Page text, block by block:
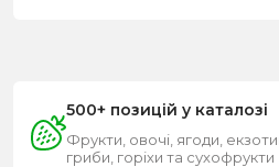
500+ позицій у каталозі
Фрукти, овочі, ягоди,
гриби, горіхи та сухофрукти